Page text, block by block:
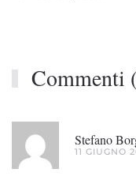
Commenti
Stefano
11 GIUGNO